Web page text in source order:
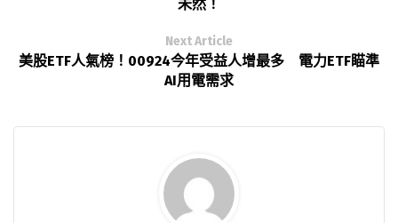
未然！
Next Article
美股ETF人氣榜！00924今年受益人增最多 電力ETF瞄準
AI用電需求